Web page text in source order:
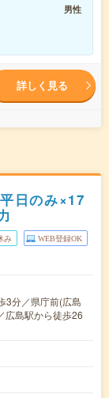
男性
詳しく見る
日のみ×17
み WEB登録OK
3分／県庁前(広島
広島駅から徒歩26